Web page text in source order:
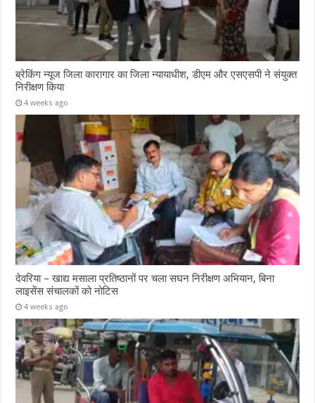
ब्रेकिंग न्यूज जिला कारागार का जिला न्यायाधीश, डीएम और एसएसपी ने संयुक्त
निरीक्षण किया
4 weeks ago
देवरिया – खाद्य मसाला प्रतिष्ठानों पर चला सघन निरीक्षण अभियान, बिना
लाइसेंस संचालकों को नोटिस
4 weeks ago